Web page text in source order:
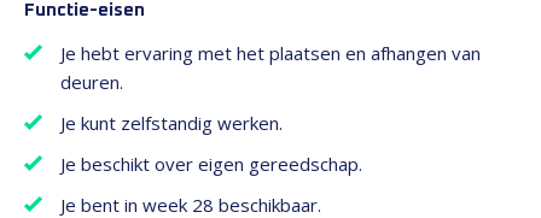
Functie-eisen
Je hebt ervaring met het plaatsen en afhangen van
deuren.
Je kunt zelfstandig werken.
Je beschikt over eigen gereedschap.
Je bent in week 28 beschikbaar.